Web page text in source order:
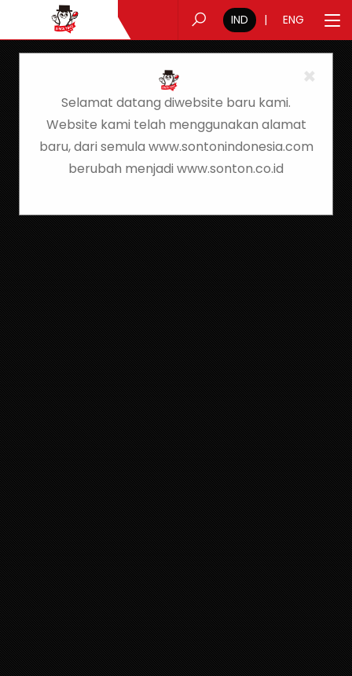
IND | ENG
×
Selamat datang diwebsite baru kami.
Website kami telah menggunakan alamat
baru, dari semula www.sontonindonesia.com
berubah menjadi www.sonton.co.id